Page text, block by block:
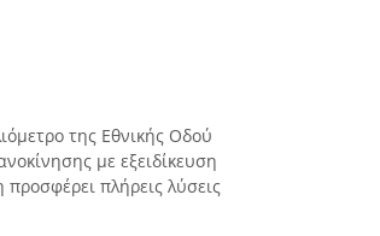
της Εθνικής Οδού
με εξειδίκευση
πλήρεις λύσεις